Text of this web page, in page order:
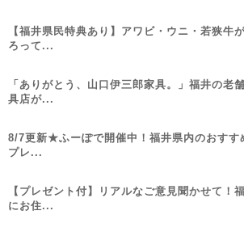
【福井県民特典あり】アワビ・ウニ・若狭牛
ろって...
「ありがとう、山口伊三郎家具。」福井の老
具店が...
8/7更新★ふーぽで開催中！福井県内のおすす
プレ...
【プレゼント付】リアルなご意見聞かせて！
にお住...